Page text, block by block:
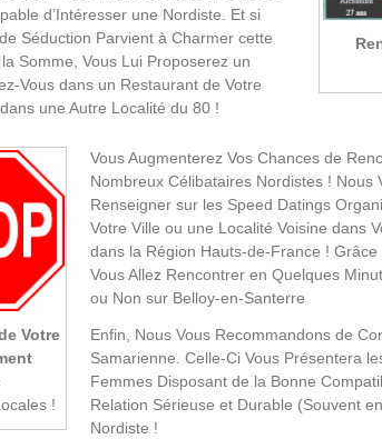
d’Intéresser une Nordiste. Et si
Séduction Parvient à Charmer cette
Somme, Vous Lui Proposerez un
Vous dans un Restaurant de Votre
une Autre Localité du 80 !
Votre
!
Vous Augmenterez Vos Chances de
Nombreux Célibataires Nordistes ! Nous
Renseigner sur les Speed Datings
Votre Ville ou une Localité Voisine dans
dans la Région Hauts-de-France ! Grâce
Vous Allez Rencontrer en Quelques
ou Non sur Belloy-en-Santerre
Enfin, Nous Vous Recommandons de
Samarienne. Celle-Ci Vous Présentera
Femmes Disposant de la Bonne
Relation Sérieuse et Durable (Souvent
Nordiste !